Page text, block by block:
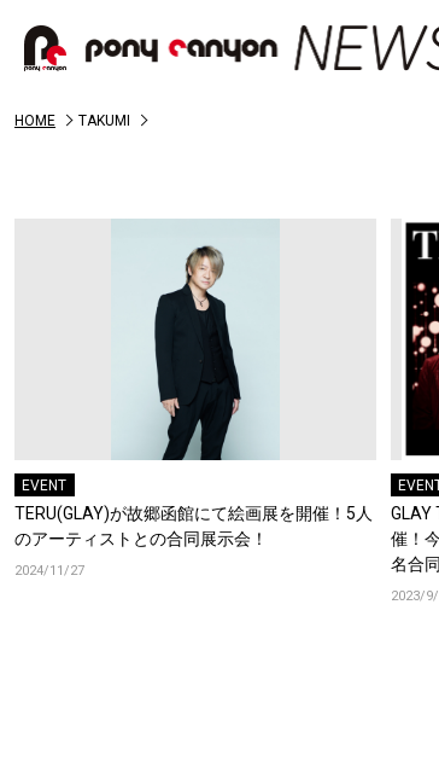
HOME TAKUMI
EVENT
TERU(GLAY)が故郷函館にて絵画展を開催！5人
のアーティストとの合同展示会！
2024/11/27
GLAY
催！
名合
2023/